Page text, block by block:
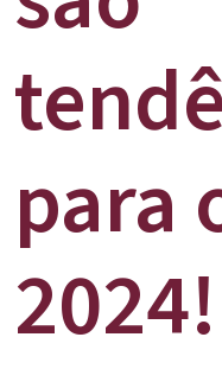
para
2024!